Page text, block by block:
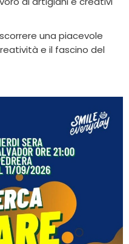
una piacevole
e il fascino del